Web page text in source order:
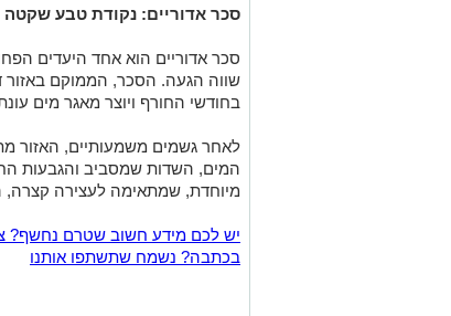
סכר אדוריים: נקודת טבע
סכר אדוריים הוא אחד היעדים
שווה הגעה. הסכר, הממוקם באזור
בחודשי החורף ויוצר מאגר מים
לאחר גשמים משמעותיים, האזור
המים, השדות שמסביב והגבעות
מיוחדת, שמתאימה לעצירה קצרה,
יש לכם מידע חשוב שטרם נחשף?
בכתבה? נשמח שתשתפו אותנו